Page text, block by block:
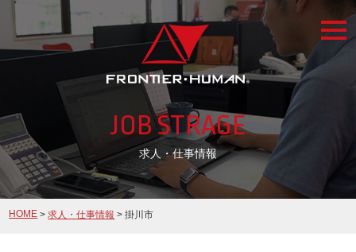
JOB STRAGE
求人・仕事情報
HOME >求人・仕事情報 > 掛川市